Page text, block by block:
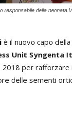
responsabile della neonata
è il nuovo capo
Unit Syngenta
per rafforzare
delle sementi